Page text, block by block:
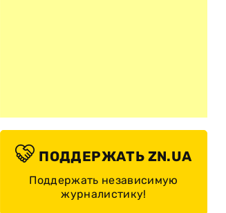
ПОДДЕРЖАТЬ ZN.UA
Поддержать независимую
журналистику!